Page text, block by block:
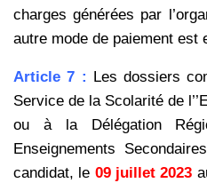
charges générées par
autre mode de paiement est
Article 7 :
Les dossiers
Service de la Scolarité de
ou à la
Délégation
Enseignements
candidat, le 09 juillet 2023